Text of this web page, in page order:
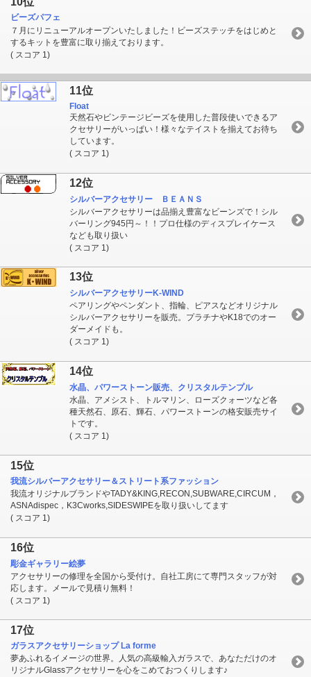
ビーズパフェ
７月にリニューアルオープンいたしました！ビーズステッチをはじめと
するキットを豊富に取り揃えております。
( スコア 1)
11位
Float
天然石やビンテージビーズを使用した普段使いできるア
クセサリーがいっぱい！様々なテイストを揃えてお待ち
しています。
( スコア 1)
12位
シルバーアクセサリー ＢＥＡＮＳ
シルバーアクセサリーは品揃え豊富なビーンズで！シル
バーリング945円～！！プロ仕様のディスプレイケース
なども取り扱い
( スコア 1)
13位
シルバーアクセサリーK-WIND
ペアリングやペンダント、指輪、ピアスなどオリジナル
シルバーアクセサリーを販売。プラチナやK18でのオー
ダーメイドも。
( スコア 1)
14位
水晶、パワーストーン販売、クリスタルテンプル
水晶、アメシスト、トルマリン、ローズクォーツなど各
種天然石、原石、輝石、パワーストーンの格安販売サイ
トです。
( スコア 1)
15位
我流シルバーアクセサリー＆ストリート系ファッション
我流オリジナルブランドやTADY&KING,RECON,SUBWARE,CIRCUM，
ASNAdispec，K3Cworks,SIDESWIPEを取り扱いしてます
( スコア 1)
16位
彫金ギャラリー絵夢
アクセサリーの修理を全国から受付け。自社工房にて専門スタッフが対
応します。メールで見積り無料！
( スコア 1)
17位
ガラスアクセサリーショップ La forme
夢あふれるイメージの世界。人気の高級輸入ガラスで、あなただけのオ
リジナルGlassアクセサリーを心をこめておつくりします♪